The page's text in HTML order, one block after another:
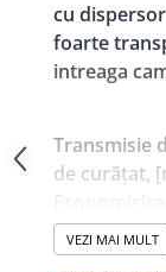
cu
foarte
intreaga
Transmisie
de curățat,
LED-uri
80% din
VEZI MAI MULT